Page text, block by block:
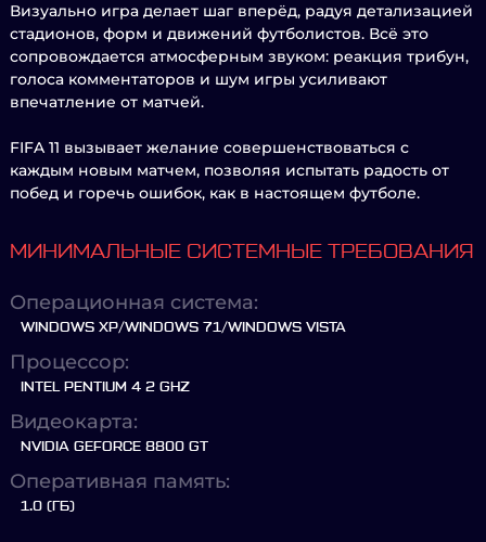
Визуально игра делает шаг вперёд, радуя детализацией
стадионов, форм и движений футболистов. Всё это
сопровождается атмосферным звуком: реакция трибун,
голоса комментаторов и шум игры усиливают
впечатление от матчей.
FIFA 11 вызывает желание совершенствоваться с
каждым новым матчем, позволяя испытать радость от
побед и горечь ошибок, как в настоящем футболе.
МИНИМАЛЬНЫЕ СИСТЕМНЫЕ ТРЕБОВАНИЯ
Операционная система:
WINDOWS XP/WINDOWS 71/WINDOWS VISTA
Процессор:
INTEL PENTIUM 4 2 GHZ
Видеокарта:
NVIDIA GEFORCE 8800 GT
Оперативная память:
1.0 (ГБ)